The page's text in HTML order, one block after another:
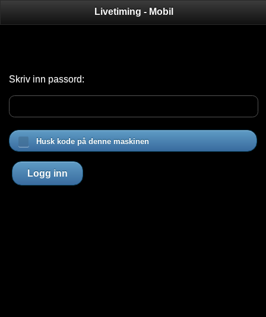
Livetiming - Mobil
Skriv inn passord:
Husk kode på denne maskinen
Logg inn